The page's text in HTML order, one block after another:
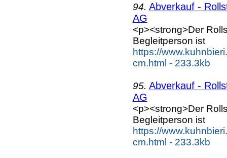
94. Abverkauf -
AG
<p><strong>Der
Begleitperson ist
https://
cm.html - 233.3kb
95. Abverkauf -
AG
<p><strong>Der
Begleitperson ist
https://
cm.html - 233.3kb